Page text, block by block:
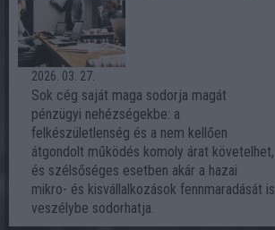
2026. 03. 27.
Sok cég saját maga sodorja magát
pénzügyi nehézségekbe: a
felkészületlenség és a nem kellően
átgondolt működés komoly árat követelhet,
és szélsőséges esetben akár a hazai
mikro- és kisvállalkozások fennmaradását is
veszélybe sodorhatja.